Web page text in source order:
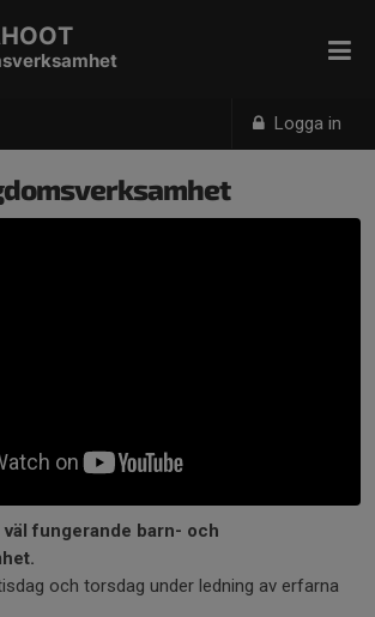
Logga in
väl fungerande barn- och
och torsdag under ledning av erfarna